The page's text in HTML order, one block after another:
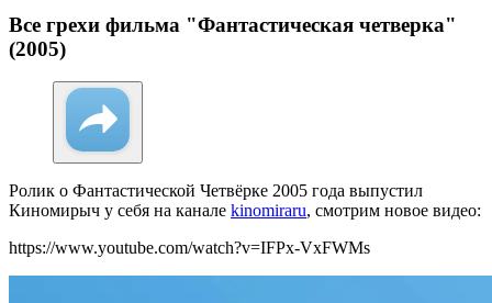
Все грехи фильма "Фантастическая четверка"
(2005)
Ролик о Фантастической Четвёрке 2005 года выпустил
Киномирыч у себя на канале kinomiraru, смотрим новое видео:
https://www.youtube.com/watch?v=IFPx-VxFWMs